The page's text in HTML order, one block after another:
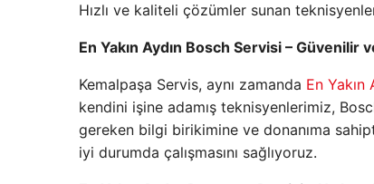
Hızlı ve kaliteli çözümler sunan
En Yakın Aydın Bosch Servisi – Güvenilir
Kemalpaşa Servis, aynı zamanda En Yakın
kendini işine adamış teknisyenlerimiz,
gereken bilgi birikimine ve donanıma
iyi durumda çalışmasını sağlıyoruz.